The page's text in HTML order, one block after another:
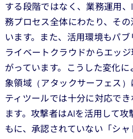
する段階ではなく、業務運用
務プロセス全体にわたり、そ
います。また、活用環境もパ
ライベートクラウドからエッ
がっています。こうした変化
象領域（アタックサーフェス
ティツールでは十分に対応で
ます。攻撃者はAIを活用して攻
もに、承認されていない「シャ